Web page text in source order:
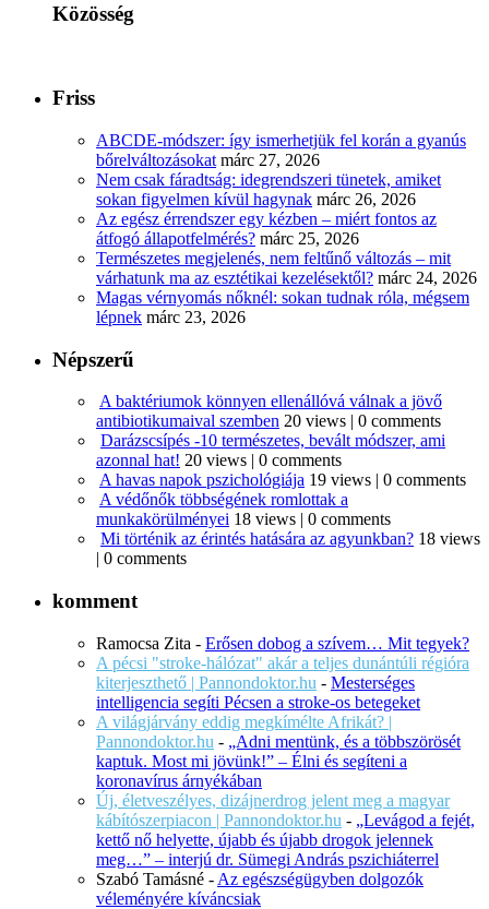
Közösség
Friss
ABCDE‑módszer: így ismerhetjük fel korán a gyanús
bőrelváltozásokat márc 27, 2026
Nem csak fáradtság: idegrendszeri tünetek, amiket
sokan figyelmen kívül hagynak márc 26, 2026
Az egész érrendszer egy kézben – miért fontos az
átfogó állapotfelmérés? márc 25, 2026
Természetes megjelenés, nem feltűnő változás – mit
várhatunk ma az esztétikai kezelésektől? márc 24, 2026
Magas vérnyomás nőknél: sokan tudnak róla, mégsem
lépnek márc 23, 2026
Népszerű
A baktériumok könnyen ellenállóvá válnak a jövő
antibiotikumaival szemben 20 views | 0 comments
Darázscsípés -10 természetes, bevált módszer, ami
azonnal hat! 20 views | 0 comments
A havas napok pszichológiája 19 views | 0 comments
A védőnők többségének romlottak a
munkakörülményei 18 views | 0 comments
Mi történik az érintés hatására az agyunkban? 18 views
| 0 comments
komment
Ramocsa Zita - Erősen dobog a szívem… Mit tegyek?
A pécsi "stroke-hálózat" akár a teljes dunántúli régióra
kiterjeszthető | Pannondoktor.hu - Mesterséges
intelligencia segíti Pécsen a stroke-os betegeket
A világjárvány eddig megkímélte Afrikát? |
Pannondoktor.hu - „Adni mentünk, és a többszörösét
kaptuk. Most mi jövünk!” – Élni és segíteni a
koronavírus árnyékában
Új, életveszélyes, dizájnerdrog jelent meg a magyar
kábítószerpiacon | Pannondoktor.hu - „Levágod a fejét,
kettő nő helyette, újabb és újabb drogok jelennek
meg…” – interjú dr. Sümegi András pszichiáterrel
Szabó Tamásné - Az egészségügyben dolgozók
véleményére kíváncsiak